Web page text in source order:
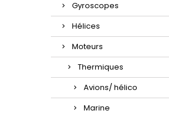
Gyroscopes
Hélices
Moteurs
Thermiques
Avions/ hélico
Marine